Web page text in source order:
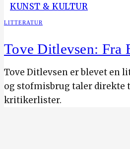
KUNST & KULTUR
LITTERATUR
Tove Ditlevsen: Fra
Tove Ditlevsen er blevet en
og stofmisbrug taler direkte
kritikerlister.